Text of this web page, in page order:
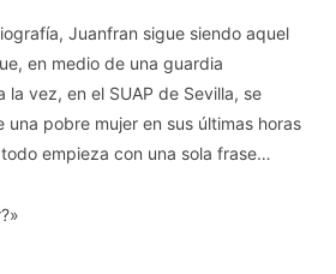
Juanfran sigue siendo aquel
en medio de una guardia
vez, en el SUAP de Sevilla, se
una pobre mujer en sus últimas horas
empieza con una sola frase…